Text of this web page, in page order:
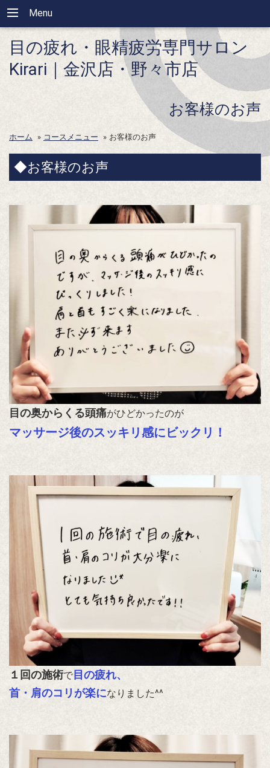
Menu
目の疲れ・眼精疲労専門サロン
Kirari｜金沢店・野々市店
お客様のお声
ホーム » コースメニュー » お客様のお声
◆お客様のお声
目の奥からくる頭痛がひどかったのが
マッサージ後のスッキリ感にビックリ！
１回の施術で目の疲れ、
首・肩のコリが楽になりました^^